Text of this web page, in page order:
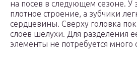
на посев в следующем сезоне. У
плотное строение, а зубчики
сердцевины. Сверху головка
слоев шелухи. Для разделения
элементы не потребуется много